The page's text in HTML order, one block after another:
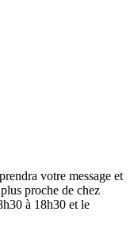
votre message et
proche de chez
à 18h30 et le